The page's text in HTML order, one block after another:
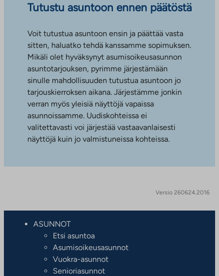
Tutustu asuntoon ennen päätöstä
Voit tutustua asuntoon ensin ja päättää vasta
sitten, haluatko tehdä kanssamme sopimuksen.
Mikäli olet hyväksynyt asumisoikeusasunnon
asuntotarjouksen, pyrimme järjestämään
sinulle mahdollisuuden tutustua asuntoon jo
tarjouskierroksen aikana. Järjestämme jonkin
verran myös yleisiä näyttöjä vapaissa
asunnoissamme. Uudiskohteissa ei
valitettavasti voi järjestää vastaavanlaisesti
näyttöjä kuin jo valmistuneissa kohteissa.
Versio 260624.2016
ASUNNOT
Etsi asuntoa
Asumisoikeusasunnot
Vuokra-asunnot
Senioriasunnot